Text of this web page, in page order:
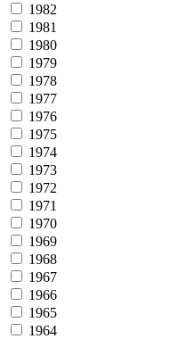
1982
1981
1980
1979
1978
1977
1976
1975
1974
1973
1972
1971
1970
1969
1968
1967
1966
1965
1964